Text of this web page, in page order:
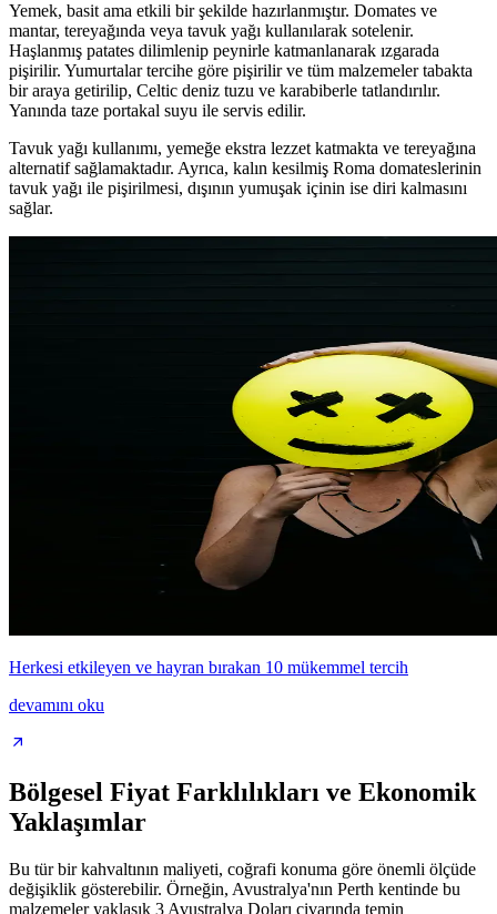
Yemek, basit ama etkili bir şekilde hazırlanmıştır. Domates ve
mantar, tereyağında veya tavuk yağı kullanılarak sotelenir.
Haşlanmış patates dilimlenip peynirle katmanlanarak ızgarada
pişirilir. Yumurtalar tercihe göre pişirilir ve tüm malzemeler tabakta
bir araya getirilip, Celtic deniz tuzu ve karabiberle tatlandırılır.
Yanında taze portakal suyu ile servis edilir.
Tavuk yağı kullanımı, yemeğe ekstra lezzet katmakta ve tereyağına
alternatif sağlamaktadır. Ayrıca, kalın kesilmiş Roma domateslerinin
tavuk yağı ile pişirilmesi, dışının yumuşak içinin ise diri kalmasını
sağlar.
Herkesi etkileyen ve hayran bırakan 10 mükemmel tercih
devamını oku
Bölgesel Fiyat Farklılıkları ve Ekonomik
Yaklaşımlar
Bu tür bir kahvaltının maliyeti, coğrafi konuma göre önemli ölçüde
değişiklik gösterebilir. Örneğin, Avustralya'nın Perth kentinde bu
malzemeler yaklaşık 3 Avustralya Doları civarında temin